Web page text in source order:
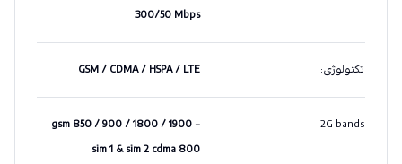
300/50 Mbps
تکنولوژی:
GSM / CDMA / HSPA / LTE
2G bands
:
gsm 850 / 900 / 1800 / 1900 -
sim 1 & sim 2 cdma 800